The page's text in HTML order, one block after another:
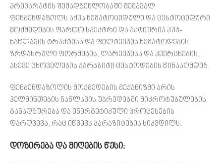
პრეპარატის შემადგენლობაში შემავალ
ფენბენდაზოლს აქვს ნემატოციდული და ცესტოციდური
მოქმედების ფართო სპექტრი და აქტიურია კუჭ-
ნაწლავის ტრაქტისა და ფილტვების ნემატოდების
ზრდასრული ფორმების, ლარვებისა და კვერცხების,
ასევე ცხოველების პარაზიტი ცესტოდების წინააღმდეგ.
ფენბენდაზოლის მოქმედების მექანიზმი არის
ჰელმინთების ნაწლავის უჯრედებში მიკროტუბულების
განადგურება და ენერგეტიკული პროცესების
დარღვევა, რაც იწვევს პარაზიტების სიკვდილს.
დოზირება და მიღების წესი: